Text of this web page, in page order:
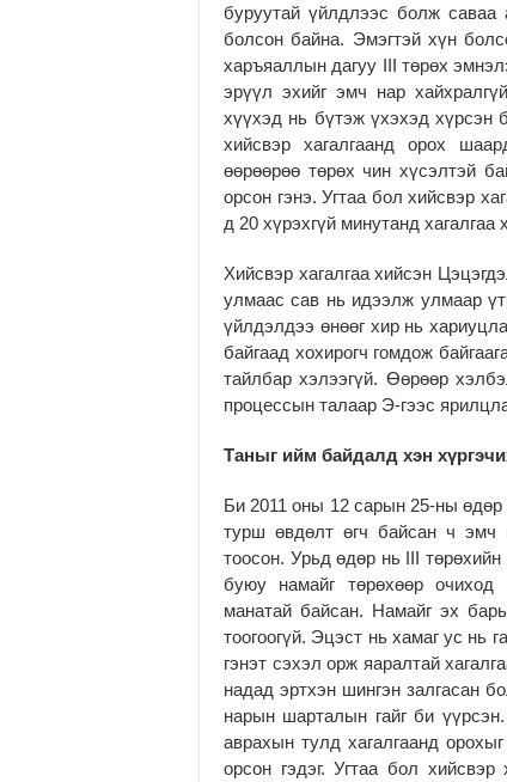
буруутай үйлдлээс болж
болсон байна. Эмэгтэй хүн
харъяаллын дагуу III төрөх
эрүүл эхийг эмч нар
хүүхэд нь бүтэж үхэхэд хүрсэн
хийсвэр хагалгаанд орох
өөрөөрөө төрөх чин хүсэлтэй
орсон гэнэ. Угтаа бол хийсвэр
д 20 хүрэхгүй минутанд хагалгаа
Хийсвэр хагалгаа хийсэн
улмаас сав нь идээлж улмаар
үйлдэлдээ өнөөг хир нь
байгаад хохирогч гомдож
тайлбар хэлээгүй. Өөрөөр
процессын талаар Э-гээс
Таныг ийм байдалд хэн
Би 2011 оны 12 сарын 25-ны өдөр
турш өвдөлт өгч байсан ч эмч
тоосон. Урьд өдөр нь III
буюу намайг төрөхөөр
манатай байсан. Намайг эх
тоогоогүй. Эцэст нь хамаг ус нь
гэнэт сэхэл орж яаралтай
надад эртхэн шингэн залгасан
нарын шарталын гайг би
аврахын тулд хагалгаанд
орсон гэдэг. Угтаа бол